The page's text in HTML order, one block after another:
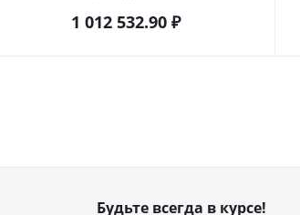
1 012 532.90 ₽
Будьте всегда в курсе!